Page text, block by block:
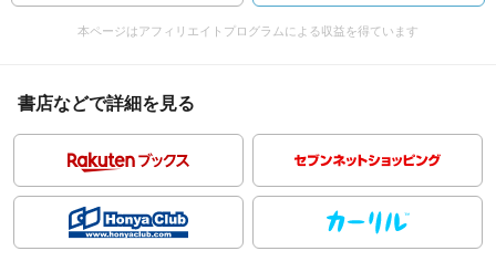
本ページはアフィリエイトプログラムによる収益を得ています
書店などで詳細を見る